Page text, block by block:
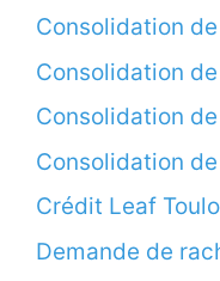
Consolidation
Consolidation
Consolidation
Consolidation
Crédit Leaf
Demande de